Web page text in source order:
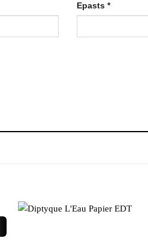
Epasts *